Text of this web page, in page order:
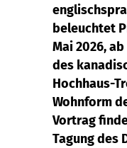
beleuchtet
Mai 2026,
des
Hochhaus-
Wohnform
Vortrag
Tagung des